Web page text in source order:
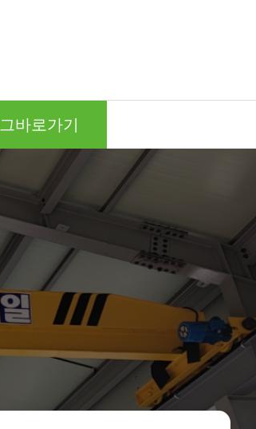
바로가기